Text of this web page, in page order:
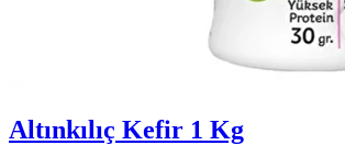
Altınkılıç Kefir 1 Kg